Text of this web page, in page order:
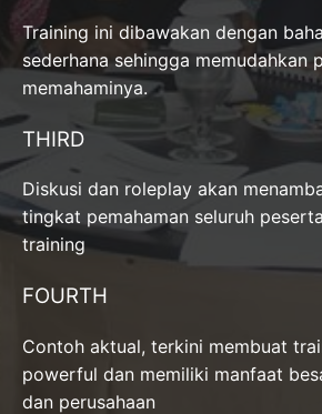
Training ini dibawakan dengan
sederhana sehingga memudahkan
memahaminya.
THIRD
Diskusi dan roleplay akan
tingkat pemahaman seluruh
training
FOURTH
Contoh aktual, terkini membuat
powerful dan memiliki manfaat
dan perusahaan